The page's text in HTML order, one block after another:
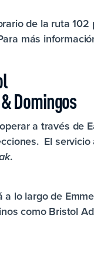
de la ruta
más
Domingos
a través de
El
.
lo largo de
como Bristol